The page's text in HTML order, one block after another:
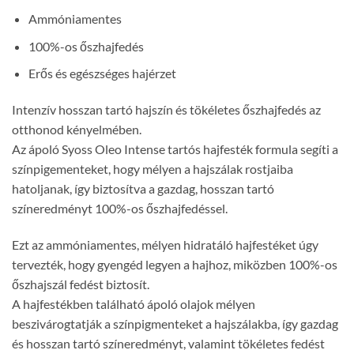
Ammóniamentes
100%-os őszhajfedés
Erős és egészséges hajérzet
Intenzív hosszan tartó hajszín és tökéletes őszhajfedés az
otthonod kényelmében.
Az ápoló Syoss Oleo Intense tartós hajfesték formula segíti a
színpigementeket, hogy mélyen a hajszálak rostjaiba
hatoljanak, így biztosítva a gazdag, hosszan tartó
színeredményt 100%-os őszhajfedéssel.
Ezt az ammóniamentes, mélyen hidratáló hajfestéket úgy
tervezték, hogy gyengéd legyen a hajhoz, miközben 100%-os
őszhajszál fedést biztosít.
A hajfestékben található ápoló olajok mélyen
beszivárogtatják a színpigmenteket a hajszálakba, így gazdag
és hosszan tartó színeredményt, valamint tökéletes fedést